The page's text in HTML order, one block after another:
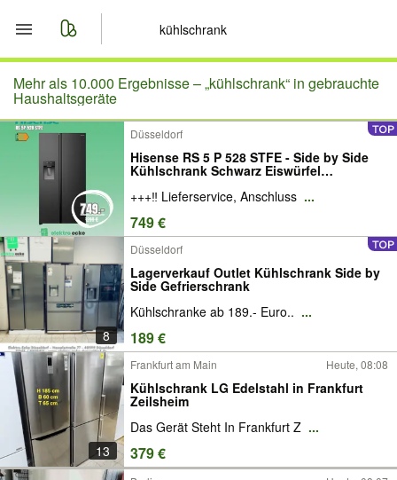
Start
Merkliste
Nachrichten
Anzeige aufgeben
Mehr als 10.000 Ergebnisse –„kühlschrank“ in gebrauchte
Haushaltsgeräte
Düsseldorf
Hisense RS 5 P 528 STFE - Side by Side
Kühlschrank Schwarz Eiswürfel
+++‼️ Lieferservice, Anschluss ...
749 €
8
Düsseldorf
Lagerverkauf Outlet Kühlschrank Side by
Side Gefrierschrank
Kühlschranke ab 189.- Euro.. ...
189 €
13
Frankfurt am Main Heute, 08:08
Kühlschrank LG Edelstahl in Frankfurt
Zeilsheim
Das Gerät Steht In Frankfurt Z ...
379 €